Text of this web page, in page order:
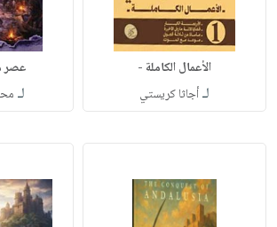
الأعمال الكاملة -
لـأجاثا كريستي
عصر
لـ